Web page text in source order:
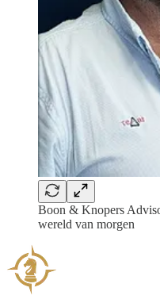
Boon & Knopers
wereld van morgen